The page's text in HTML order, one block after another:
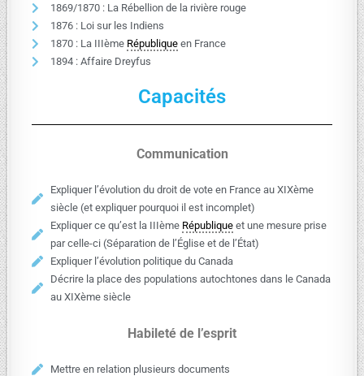
1869/1870 : La Rébellion de la rivière rouge
1876 : Loi sur les Indiens
1870 : La IIIème Républiqueen France
1894 : Affaire Dreyfus
Capacités
Communication
Expliquer l’évolution du droit de vote en France au XIXème
siècle (et expliquer pourquoi il est incomplet)
Expliquer ce qu’est la IIIème Républiqueet une mesure prise
par celle-ci (Séparation de l’Église et de l’État)
Expliquer l’évolution politique du Canada
Décrire la place des populations autochtones dans le Canada
au XIXème siècle
Habileté de l’esprit
Mettre en relation plusieurs documents